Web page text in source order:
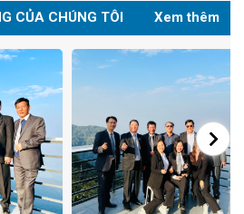
CỦA CHÚNG TÔI Xem thêm